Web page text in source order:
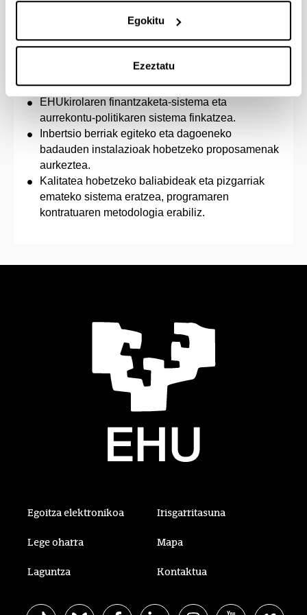
Egokitu
Ezeztatu
planak aztertzea eta finkatzea.
Babesleen politika definitzea.
EHUkirolaren finantzaketa-sistema eta
aurrekontu-politikaren sistema finkatzea.
Inbertsio berriak egiteko eta dagoeneko
badauden instalazioak hobetzeko proposamenak
aurkeztea.
Kalitatea hobetzeko baliabideak eta pizgarriak
emateko sistema eratzea, programaren
kontratuaren metodologia erabiliz.
Egoitza elektronikoa Irisgarritasuna
Lege oharra Mapa
Laguntza Kontaktua